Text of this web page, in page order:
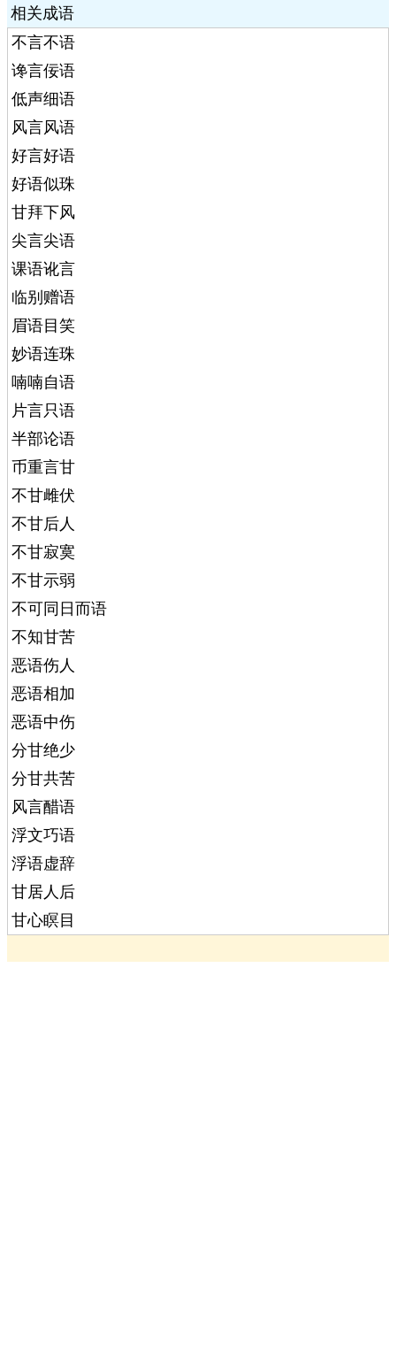
相关成语
不言不语
谗言佞语
低声细语
风言风语
好言好语
好语似珠
甘拜下风
尖言尖语
课语讹言
临别赠语
眉语目笑
妙语连珠
喃喃自语
片言只语
半部论语
币重言甘
不甘雌伏
不甘后人
不甘寂寞
不甘示弱
不可同日而语
不知甘苦
恶语伤人
恶语相加
恶语中伤
分甘绝少
分甘共苦
风言醋语
浮文巧语
浮语虚辞
甘居人后
甘心瞑目